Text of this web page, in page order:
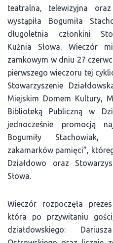
teatralna, telewizyjna
wystąpiła Bogumiła
długoletnia członkini
Kuźnia Słowa. Wieczór
zamkowym w dniu 27
pierwszego wieczoru tej
Stowarzyszenie
Miejskim Domem Kultury,
Biblioteką Publiczną w
jednocześnie promocją
Bogumiły
zakamarków pamięci”,
Działdowo oraz
Słowa.
Wieczór rozpoczęła
która po przywitaniu
działdowskiego: